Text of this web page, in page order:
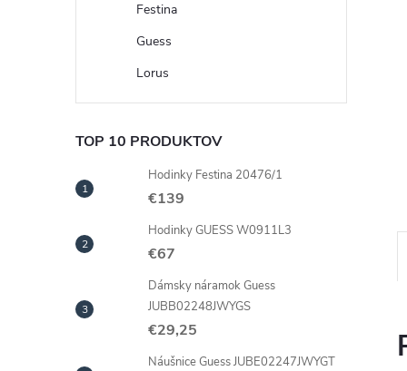
Festina
Guess
Lorus
TOP 10 PRODUKTOV
Hodinky Festina 20476/1
€139
Hodinky GUESS W0911L3
€67
Dámsky náramok Guess
JUBB02248JWYGS
€29,25
Náušnice Guess JUBE02247JWYGT